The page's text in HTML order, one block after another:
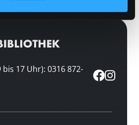
17 Uhr): 0316 872-